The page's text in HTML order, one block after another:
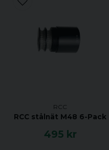
RCC
RCC stålnät M48 6-Pack
495 kr